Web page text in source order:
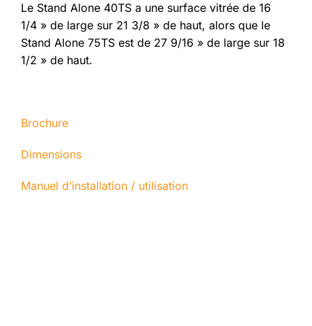
Le Stand Alone 40TS a une surface vitrée de 16
1/4 » de large sur 21 3/8 » de haut, alors que le
Stand Alone 75TS est de 27 9/16 » de large sur 18
1/2 » de haut.
Brochure
Dimensions
Manuel d’installation / utilisation